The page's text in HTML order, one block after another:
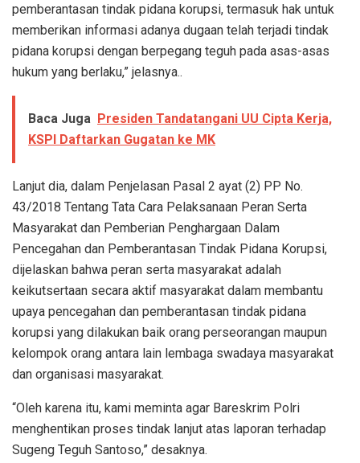
pemberantasan tindak pidana korupsi, termasuk hak untuk
memberikan informasi adanya dugaan telah terjadi tindak
pidana korupsi dengan berpegang teguh pada asas-asas
hukum yang berlaku,” jelasnya..
Baca Juga Presiden Tandatangani UU Cipta Kerja,
KSPI Daftarkan Gugatan ke MK
Lanjut dia, dalam Penjelasan Pasal 2 ayat (2) PP No.
43/2018 Tentang Tata Cara Pelaksanaan Peran Serta
Masyarakat dan Pemberian Penghargaan Dalam
Pencegahan dan Pemberantasan Tindak Pidana Korupsi,
dijelaskan bahwa peran serta masyarakat adalah
keikutsertaan secara aktif masyarakat dalam membantu
upaya pencegahan dan pemberantasan tindak pidana
korupsi yang dilakukan baik orang perseorangan maupun
kelompok orang antara lain lembaga swadaya masyarakat
dan organisasi masyarakat.
“Oleh karena itu, kami meminta agar Bareskrim Polri
menghentikan proses tindak lanjut atas laporan terhadap
Sugeng Teguh Santoso,” desaknya.